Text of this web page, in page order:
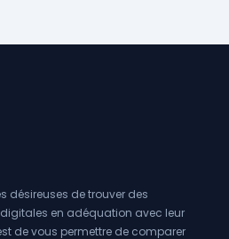
désireuses de trouver des
en adéquation avec leur
de vous permettre de comparer